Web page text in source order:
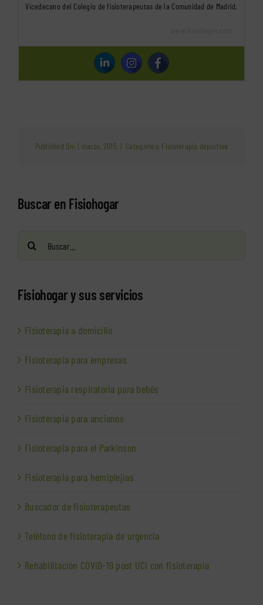
Vicedecano del Colegio de fisioterapeutas de la Comunidad de Madrid.
Published On: 1 marzo, 2015 / Categories: Fisioterapia deportiva
Buscar en Fisiohogar
Buscar:
Fisiohogar y sus servicios
Fisioterapia a domicilio
Fisioterapia para empresas
Fisioterapia respiratoria para bebés
Fisioterapia para ancianos
Fisioterapia para el Parkinson
Fisioterapia para hemiplejias
Buscador de fisioterapeutas
Teléfono de fisioterapia de urgencia
Rehabilitación COVID-19 post UCI con fisioterapia